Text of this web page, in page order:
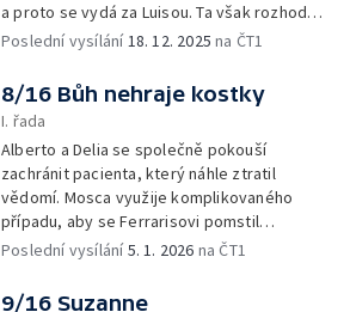
a proto se vydá za Luisou. Ta však rozhodně
nemá v úmyslu oživovat minulost.
Poslední vysílání18. 12. 2025 na ČT1
8/16 Bůh nehraje kostky
I. řada
Alberto a Delia se společně pokouší
zachránit pacienta, který náhle ztratil
vědomí. Mosca využije komplikovaného
případu, aby se Ferrarisovi pomstil
a vyloučil ho z operačního sálu.
Poslední vysílání5. 1. 2026 na ČT1
9/16 Suzanne